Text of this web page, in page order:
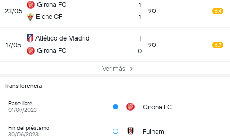
23/05
Girona FC
Elche CF
1
1
90 6.4
17/05
Atlético de Madrid
Girona FC
1
0
90 6.7
Ver más
Transferencia
Pase libre
01/07/2023
Girona FC
Fin del préstamo
30/06/2023
Fulham